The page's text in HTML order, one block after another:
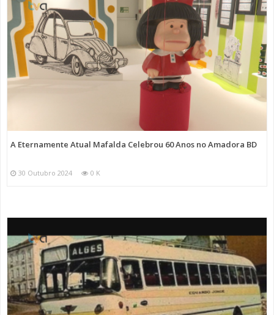
A Eternamente Atual Mafalda Celebrou 60 Anos no Amadora BD
30 Outubro 2024 0 K